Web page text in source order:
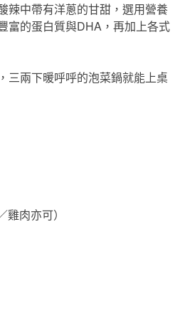
辣中帶有洋蔥的甘甜，選用營養
富的蛋白質與DHA，再加上各式
三兩下暖呼呼的泡菜鍋就能上桌
肉亦可）